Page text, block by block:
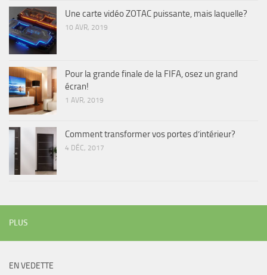
Une carte vidéo ZOTAC puissante, mais laquelle?
10 AVR, 2019
Pour la grande finale de la FIFA, osez un grand
écran!
1 AVR, 2019
Comment transformer vos portes d’intérieur?
4 DÉC, 2017
PLUS
EN VEDETTE